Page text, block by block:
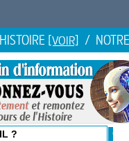
[VOIR] /